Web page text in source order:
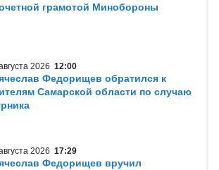
грамотой Минобороны
2026 12:00
Федорищев обратился к
Самарской области по случаю
2026 17:29
Федорищев вручил